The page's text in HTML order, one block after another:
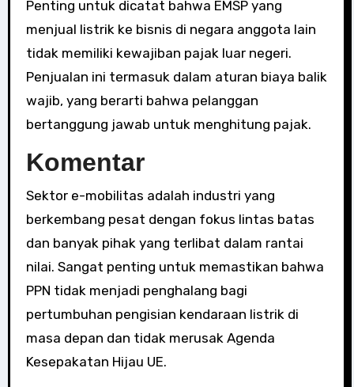
Penting untuk dicatat bahwa EMSP yang
menjual listrik ke bisnis di negara anggota lain
tidak memiliki kewajiban pajak luar negeri.
Penjualan ini termasuk dalam aturan biaya balik
wajib, yang berarti bahwa pelanggan
bertanggung jawab untuk menghitung pajak.
Komentar
Sektor e-mobilitas adalah industri yang
berkembang pesat dengan fokus lintas batas
dan banyak pihak yang terlibat dalam rantai
nilai. Sangat penting untuk memastikan bahwa
PPN tidak menjadi penghalang bagi
pertumbuhan pengisian kendaraan listrik di
masa depan dan tidak merusak Agenda
Kesepakatan Hijau UE.